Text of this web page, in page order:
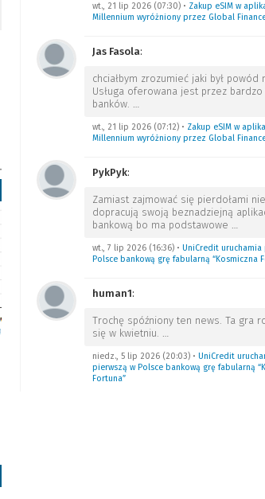
wt., 21 lip 2026 (07:30)• Zakup eSIM w
Millennium wyróżniony przez Global
Jas Fasola:
chciałbym zrozumieć jaki był powód
Usługa oferowana jest przez
banków. …
wt., 21 lip 2026 (07:12)• Zakup eSIM w
Millennium wyróżniony przez Global
PykPyk:
Zamiast zajmować się pierdołami
dopracują swoją beznadziejną
bankową bo ma podstawowe …
wt., 7 lip 2026 (16:36)• UniCredit uruchamia
Polsce bankową grę fabularną “Kosmiczna
human1:
Trochę spóźniony ten news. Ta gra
się w kwietniu. …
niedz., 5 lip 2026 (20:03)• UniCredit
pierwszą w Polsce bankową grę fabularną
Fortuna”